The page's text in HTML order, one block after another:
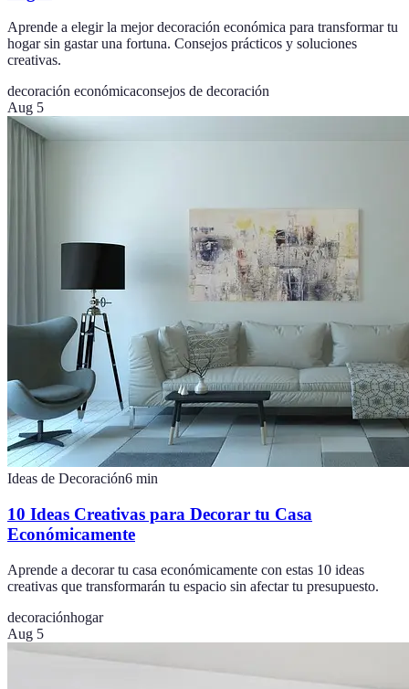
Aprende a elegir la mejor decoración económica para transformar tu
hogar sin gastar una fortuna. Consejos prácticos y soluciones
creativas.
decoración económicaconsejos de decoración
Aug 5
Ideas de Decoración6 min
10 Ideas Creativas para Decorar tu Casa
Económicamente
Aprende a decorar tu casa económicamente con estas 10 ideas
creativas que transformarán tu espacio sin afectar tu presupuesto.
decoraciónhogar
Aug 5